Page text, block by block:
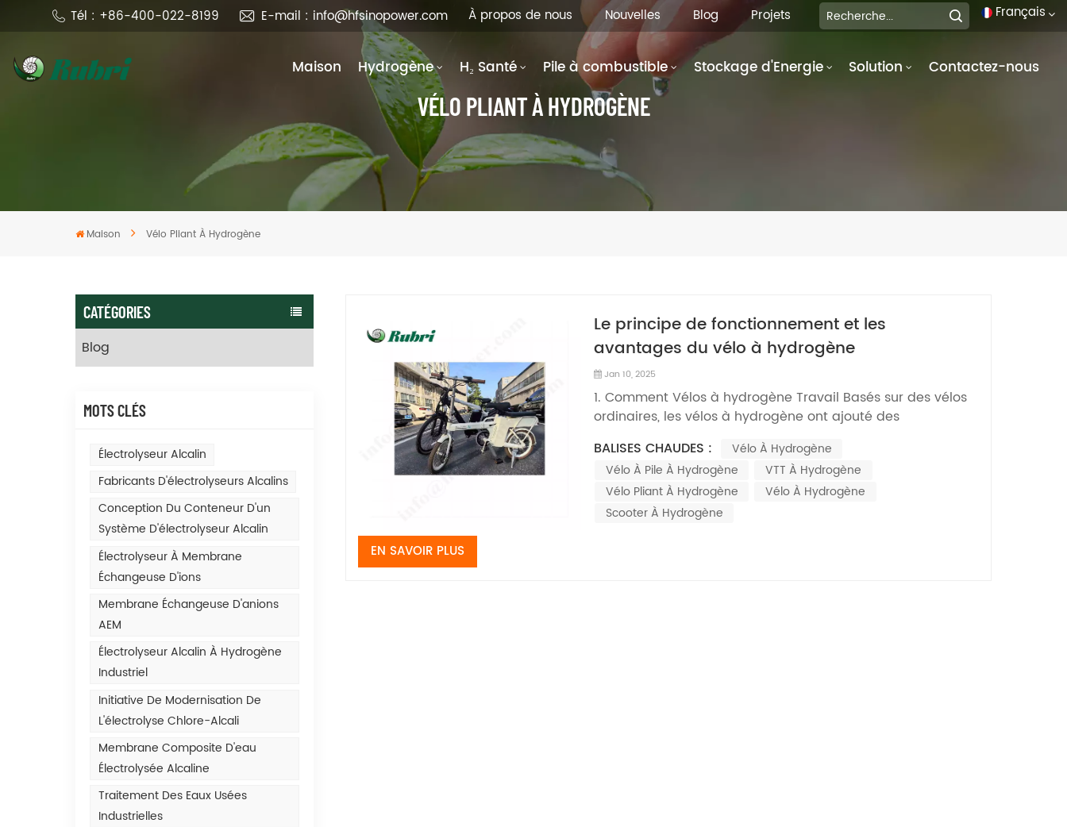
Tél : +86-400-022-8199 E-mail : info@hfsinopower.com Français
한국의
À propos de nous Nouvelles Blog Projets
Maison Hydrogène H₂ Santé Pile à combustible Stockage d'Energie Solution Contactez-nous
VÉLO PLIANT À HYDROGÈNE
Maison Vélo Pliant À Hydrogène
CATÉGORIES
Blog
MOTS CLÉS
Électrolyseur Alcalin
Fabricants D'électrolyseurs Alcalins
Conception Du Conteneur D'un
Système D'électrolyseur Alcalin
Électrolyseur À Membrane
Échangeuse D'ions
Membrane Échangeuse D'anions
AEM
Électrolyseur Alcalin À Hydrogène
Industriel
Initiative De Modernisation De
L'électrolyse Chlore-Alcali
Membrane Composite D'eau
Électrolysée Alcaline
Traitement Des Eaux Usées
Industrielles
Le principe de fonctionnement et les
avantages du vélo à hydrogène
Jan 10, 2025
1. Comment Vélos à hydrogène Travail Basés sur des vélos
ordinaires, les vélos à hydrogène ont ajouté des
d'hydrogène. Le générateur d'hydrogène est une pile à
combustible qui génère de l'énergie cinétique grâce à la
réaction électrochimi...
BALISES CHAUDES :
Vélo À Hydrogène
Vélo À Pile À Hydrogène
VTT À Hydrogène
Vélo Pliant À Hydrogène
Vélo À Hydrogène
Scooter À Hydrogène
EN SAVOIR PLUS